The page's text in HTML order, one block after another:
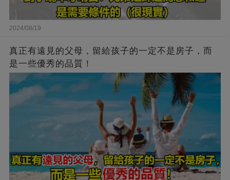
2024/08/19
真正有遠見的父母，留給孩子的一定不是房子，而
是一些優秀的品質！